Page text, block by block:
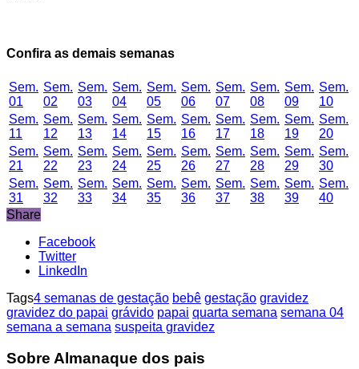
Confira as demais semanas
Sem.
01
Sem.
02
Sem.
03
Sem.
04
Sem.
05
Sem.
06
Sem.
07
Sem.
08
Sem.
09
Sem.
10
Sem.
11
Sem.
12
Sem.
13
Sem.
14
Sem.
15
Sem.
16
Sem.
17
Sem.
18
Sem.
19
Sem.
20
Sem.
21
Sem.
22
Sem.
23
Sem.
24
Sem.
25
Sem.
26
Sem.
27
Sem.
28
Sem.
29
Sem.
30
Sem.
31
Sem.
32
Sem.
33
Sem.
34
Sem.
35
Sem.
36
Sem.
37
Sem.
38
Sem.
39
Sem.
40
Share
Facebook
Twitter
LinkedIn
Tags4 semanas de gestação bebê gestação gravidez
gravidez do papai grávido papai quarta semana semana 04
semana a semana suspeita gravidez
Sobre Almanaque dos pais